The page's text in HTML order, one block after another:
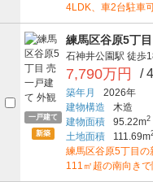
4LDK、車2台駐車
一戸建て
新築
練馬区谷原5丁目
石神井公園駅 徒歩
7,790万円 /
築年月
2026年
建物構造
木造
建物面積
95.22m2
土地面積 111.69m
練馬区谷原5丁目
111㎡超の南向き